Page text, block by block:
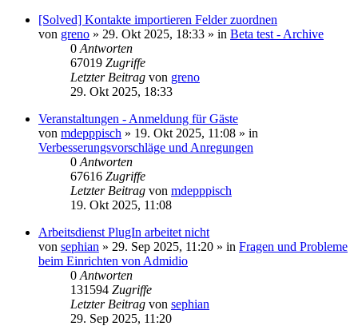
[Solved] Kontakte importieren Felder zuordnen
von greno » 29. Okt 2025, 18:33 » in Beta test - Archive
0 Antworten
67019 Zugriffe
Letzter Beitrag von greno
29. Okt 2025, 18:33
Veranstaltungen - Anmeldung für Gäste
von mdepppisch » 19. Okt 2025, 11:08 » in
Verbesserungsvorschläge und Anregungen
0 Antworten
67616 Zugriffe
Letzter Beitrag von mdepppisch
19. Okt 2025, 11:08
Arbeitsdienst PlugIn arbeitet nicht
von sephian » 29. Sep 2025, 11:20 » in Fragen und Probleme
beim Einrichten von Admidio
0 Antworten
131594 Zugriffe
Letzter Beitrag von sephian
29. Sep 2025, 11:20